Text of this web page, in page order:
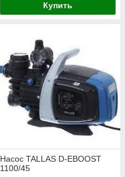
Купить
Насос TALLAS D-EBOOST
1100/45